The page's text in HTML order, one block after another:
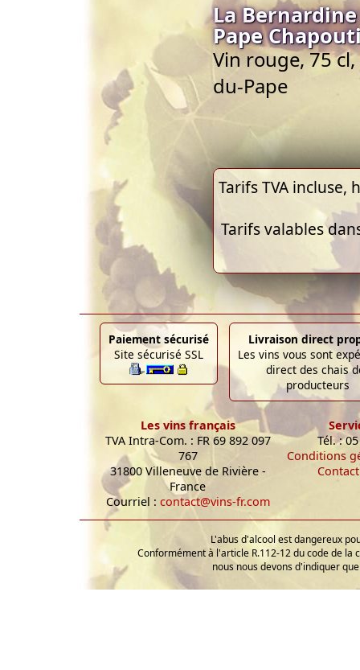
La
Pape
Vin rouge, 75
du-Pape
Tarifs TVA
Tarifs valables
Paiement sécurisé
Site sécurisé SSL
Livraison direct
Les vins vous sont
direct des chais
producteurs
Les vins français
TVA Intra-Com. : FR 69 892 097
767
31800 Villeneuve de Rivière -
France
Courriel : contact@vins-fr.com
Tél. :
Conditions
Contact
L'abus d'alcool est dangereux
Conformément à l'article R.112-12 du code de la
nous nous devons d'indiquer